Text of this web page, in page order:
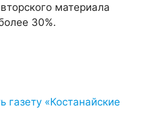
материала
30%.
газету «Костанайские